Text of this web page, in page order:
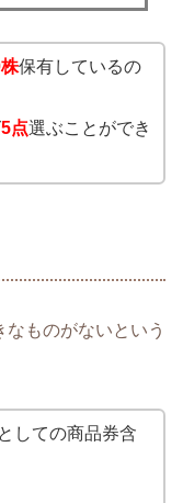
保有しているの
5点選ぶことができ
ものがないという
しての商品券含